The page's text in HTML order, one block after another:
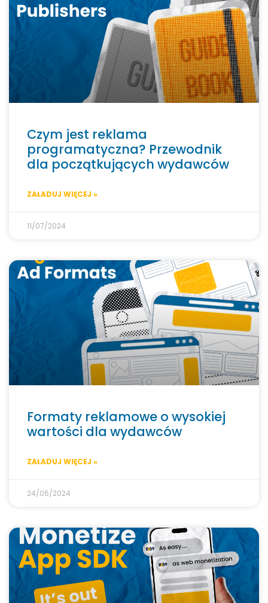
Czym jest reklama
programatyczna? Przewodnik
dla początkujących wydawców
ZAŁADUJ WIĘCEJ »
11/07/2024
Formaty reklamowe o wysokiej
wartości dla wydawców
ZAŁADUJ WIĘCEJ »
24/06/2024